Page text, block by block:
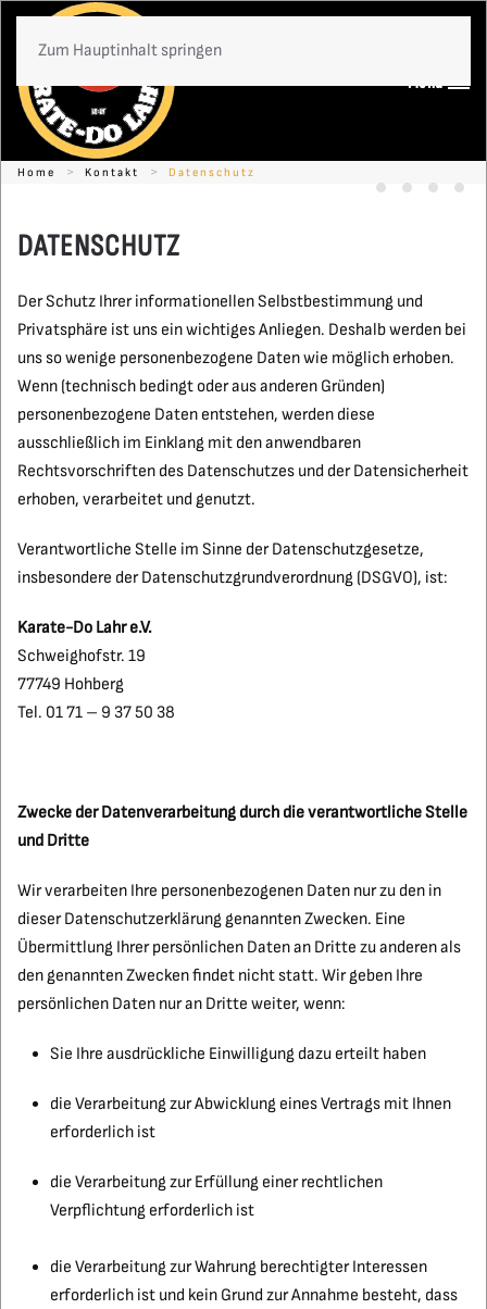
Zum Hauptinhalt springen
Menü
Timo Gißler
Ein
Home Kontakt Datenschutz
DATENSCHUTZ
Der Schutz Ihrer informationellen Selbstbestimmung und
Privatsphäre ist uns ein wichtiges Anliegen. Deshalb werden bei
uns so wenige personenbezogene Daten wie möglich erhoben.
Wenn (technisch bedingt oder aus anderen Gründen)
personenbezogene Daten entstehen, werden diese
ausschließlich im Einklang mit den anwendbaren
Rechtsvorschriften des Datenschutzes und der Datensicherheit
erhoben, verarbeitet und genutzt.
Verantwortliche Stelle im Sinne der Datenschutzgesetze,
insbesondere der Datenschutzgrundverordnung (DSGVO), ist:
Karate-Do Lahr e.V.
Schweighofstr. 19
77749 Hohberg
Tel. 01 71 – 9 37 50 38
Zwecke der Datenverarbeitung durch die verantwortliche Stelle
und Dritte
Wir verarbeiten Ihre personenbezogenen Daten nur zu den in
dieser Datenschutzerklärung genannten Zwecken. Eine
Übermittlung Ihrer persönlichen Daten an Dritte zu anderen als
den genannten Zwecken findet nicht statt. Wir geben Ihre
persönlichen Daten nur an Dritte weiter, wenn:
Sie Ihre ausdrückliche Einwilligung dazu erteilt haben
die Verarbeitung zur Abwicklung eines Vertrags mit Ihnen
erforderlich ist
die Verarbeitung zur Erfüllung einer rechtlichen
Verpflichtung erforderlich ist
die Verarbeitung zur Wahrung berechtigter Interessen
erforderlich ist und kein Grund zur Annahme besteht, dass